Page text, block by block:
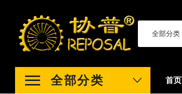
全部分类 首页
全部分类